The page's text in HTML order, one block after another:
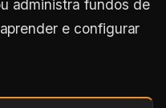
administra fundos de
e configurar